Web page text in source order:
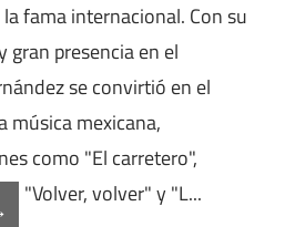
fama internacional. Con su
gran presencia en el
se convirtió en el
música mexicana,
como "El carretero",
"Volver, volver" y "L...